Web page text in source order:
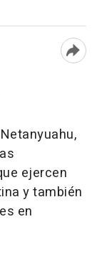
ejercen
y también
en